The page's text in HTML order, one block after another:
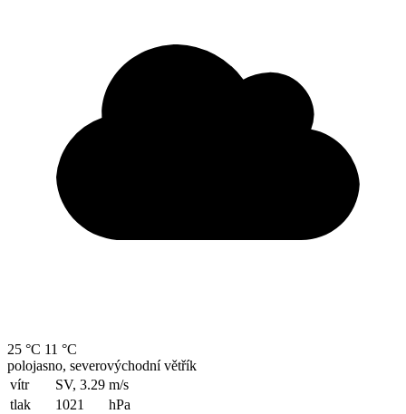
25 °C 11 °C
polojasno, severovýchodní větřík
vítr
SV, 3.29 m/s
tlak
1021
hPa